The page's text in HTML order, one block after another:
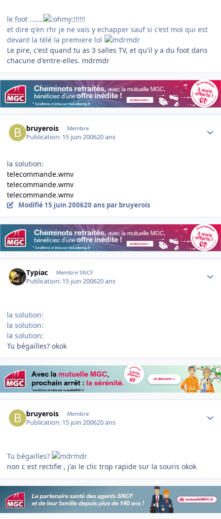
le foot .......
!!!!!!
et dire q'en rhr je ne vais y echapper sauf si c'est moi qui est
devant la télé la premiere lol
Le pire, c'est quand tu as 3 salles TV, et qu'il y a du foot dans
chacune d'entre-elles. mdrmdr
bruyerois Membre
Publication: 15 juin 200620 ans
la solution:
telecommande.wmv
telecommande.wmv
telecommande.wmv
Modifié 15 juin 200620 ans par bruyerois
Typiac Membre SNCF
Publication: 15 juin 200620 ans
la solution:
la solution:
la solution:
Tu bégailles? okok
bruyerois Membre
Publication: 15 juin 200620 ans
Tu bégailles?
non c est rectifie , j'ai le clic trop rapide sur la souris okok